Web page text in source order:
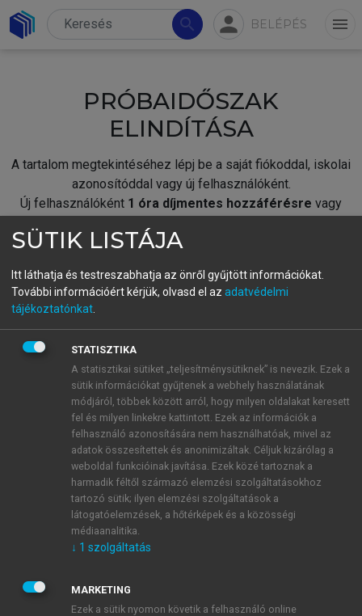
search person BELÉPÉS menu
PRÓBAIDŐSZAK
ELINDÍTÁSA
A tartalom megtekintéséhez lépj be a saját fiókoddal, iskolai
azonosítóddal vagy új felhasználóként.
Új felhasználóként 1 óra díjmentes hozzáférésre vagy
fiókoddal,vagy hozz létre új fiókot.
A regisztráció után apróbaidőszakautomatikusan
BELÉPÉS SAJÁT FIÓKKAL
ÚJ FIÓK LÉTREHOZÁSA
1 óra díjmentes hozzáférés
E-MAIL-CÍM
JELSZÓ
SÜTIK LISTÁJA
Itt láthatja és testreszabhatja az önről gyűjtött információkat.
További információért kérjük, olvasd el az adatvédelmi
tájékoztatónkat
STATISZTIKA
A statisztikai sütiket „teljesítménysütiknek” is nevezik. Ezek a
sütik információkat gyűjtenek a webhely használatának
módjáról, többek között arról, hogy milyen oldalakat keresett
fel és milyen linkekre kattintott. Ezek az információk a
felhasználó azonosítására nem használhatóak, mivel az
adatok összesítettek és anonimizáltak. Céljuk kizárólag a
weboldal funkcióinak javítása. Ezek közé tartoznak a
harmadik féltől származó elemzési szolgáltatásokhoz
tartozó sütik; ilyen elemzési szolgáltatások a
látogatóelemzések, a hőtérképek és a közösségi
médiaanalitika.
↓ 1 szolgáltatás
MARKETING
Ezek a sütik nyomon követik a felhasználó online